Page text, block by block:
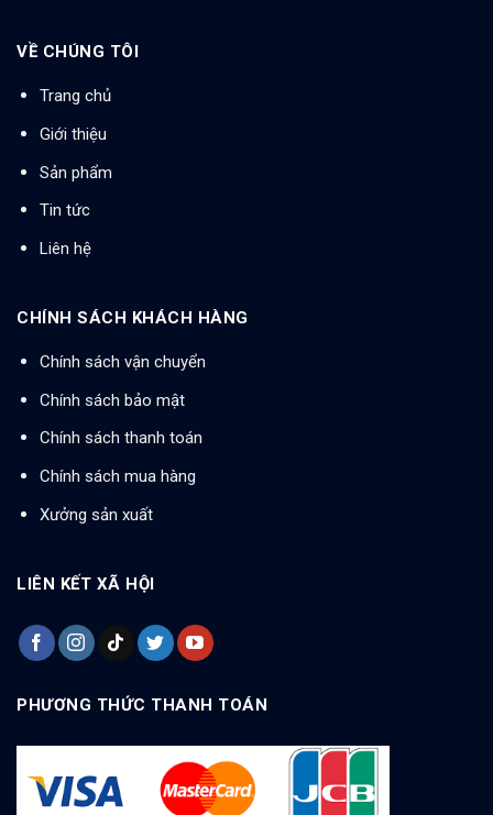
VỀ CHÚNG TÔI
Trang chủ
Giới thiệu
Sản phẩm
Tin tức
Liên hệ
CHÍNH SÁCH KHÁCH HÀNG
Chính sách vận chuyển
Chính sách bảo mật
Chính sách thanh toán
Chính sách mua hàng
Xưởng sản xuất
LIÊN KẾT XÃ HỘI
PHƯƠNG THỨC THANH TOÁN